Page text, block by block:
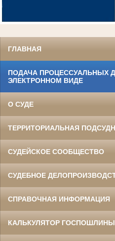
ГЛАВНАЯ
ПОДАЧА ПРОЦЕССУАЛЬНЫХ
ЭЛЕКТРОННОМ ВИДЕ
О СУДЕ
ТЕРРИТОРИАЛЬНАЯ
СУДЕЙСКОЕ СООБЩЕСТВО
СУДЕБНОЕ
СПРАВОЧНАЯ ИНФОРМАЦИЯ
КАЛЬКУЛЯТОР ГОСПОШЛИНЫ